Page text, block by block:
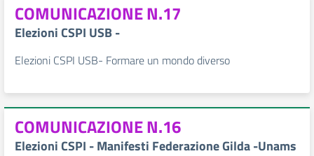
COMUNICAZIONE N.17
Elezioni CSPI USB -
Elezioni CSPI USB- Formare un mondo diverso
COMUNICAZIONE N.16
Elezioni CSPI - Manifesti Federazione Gilda -Unams